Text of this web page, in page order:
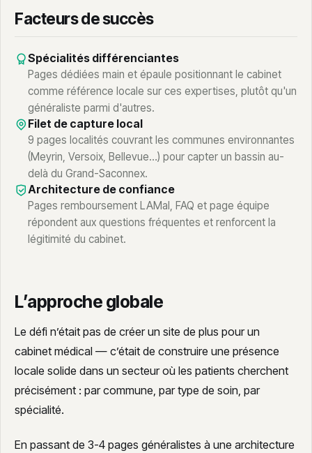
Facteurs de succès
Spécialités différenciantes
Pages dédiées main et épaule positionnant le cabinet
comme référence locale sur ces expertises, plutôt qu'un
généraliste parmi d'autres.
Filet de capture local
9 pages localités couvrant les communes environnantes
(Meyrin, Versoix, Bellevue…) pour capter un bassin au-
delà du Grand-Saconnex.
Architecture de confiance
Pages remboursement LAMal, FAQ et page équipe
répondent aux questions fréquentes et renforcent la
légitimité du cabinet.
L’approche globale
Le défi n’était pas de créer un site de plus pour un
cabinet médical — c’était de construire une présence
locale solide dans un secteur où les patients cherchent
précisément : par commune, par type de soin, par
spécialité.
En passant de 3-4 pages généralistes à une architecture